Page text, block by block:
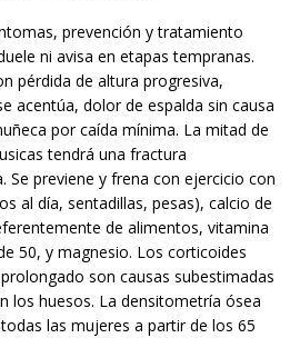
prevención y tratamiento
ni avisa en etapas tempranas.
pérdida de altura progresiva,
acentúa, dolor de espalda sin causa
por caída mínima. La mitad de
tendrá una fractura
Se previene y frena con ejercicio con
al día, sentadillas, pesas), calcio de
de alimentos, vitamina
50, y magnesio. Los corticoides
son causas subestimadas
los huesos. La densitometría ósea
las mujeres a partir de los 65